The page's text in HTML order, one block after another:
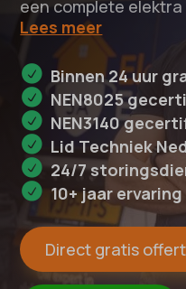
een complete elektra
Lees meer
Binnen 24 uur
NEN8025
NEN3140
Lid Techniek
24/7
10+ jaar ervaring
Direct gratis